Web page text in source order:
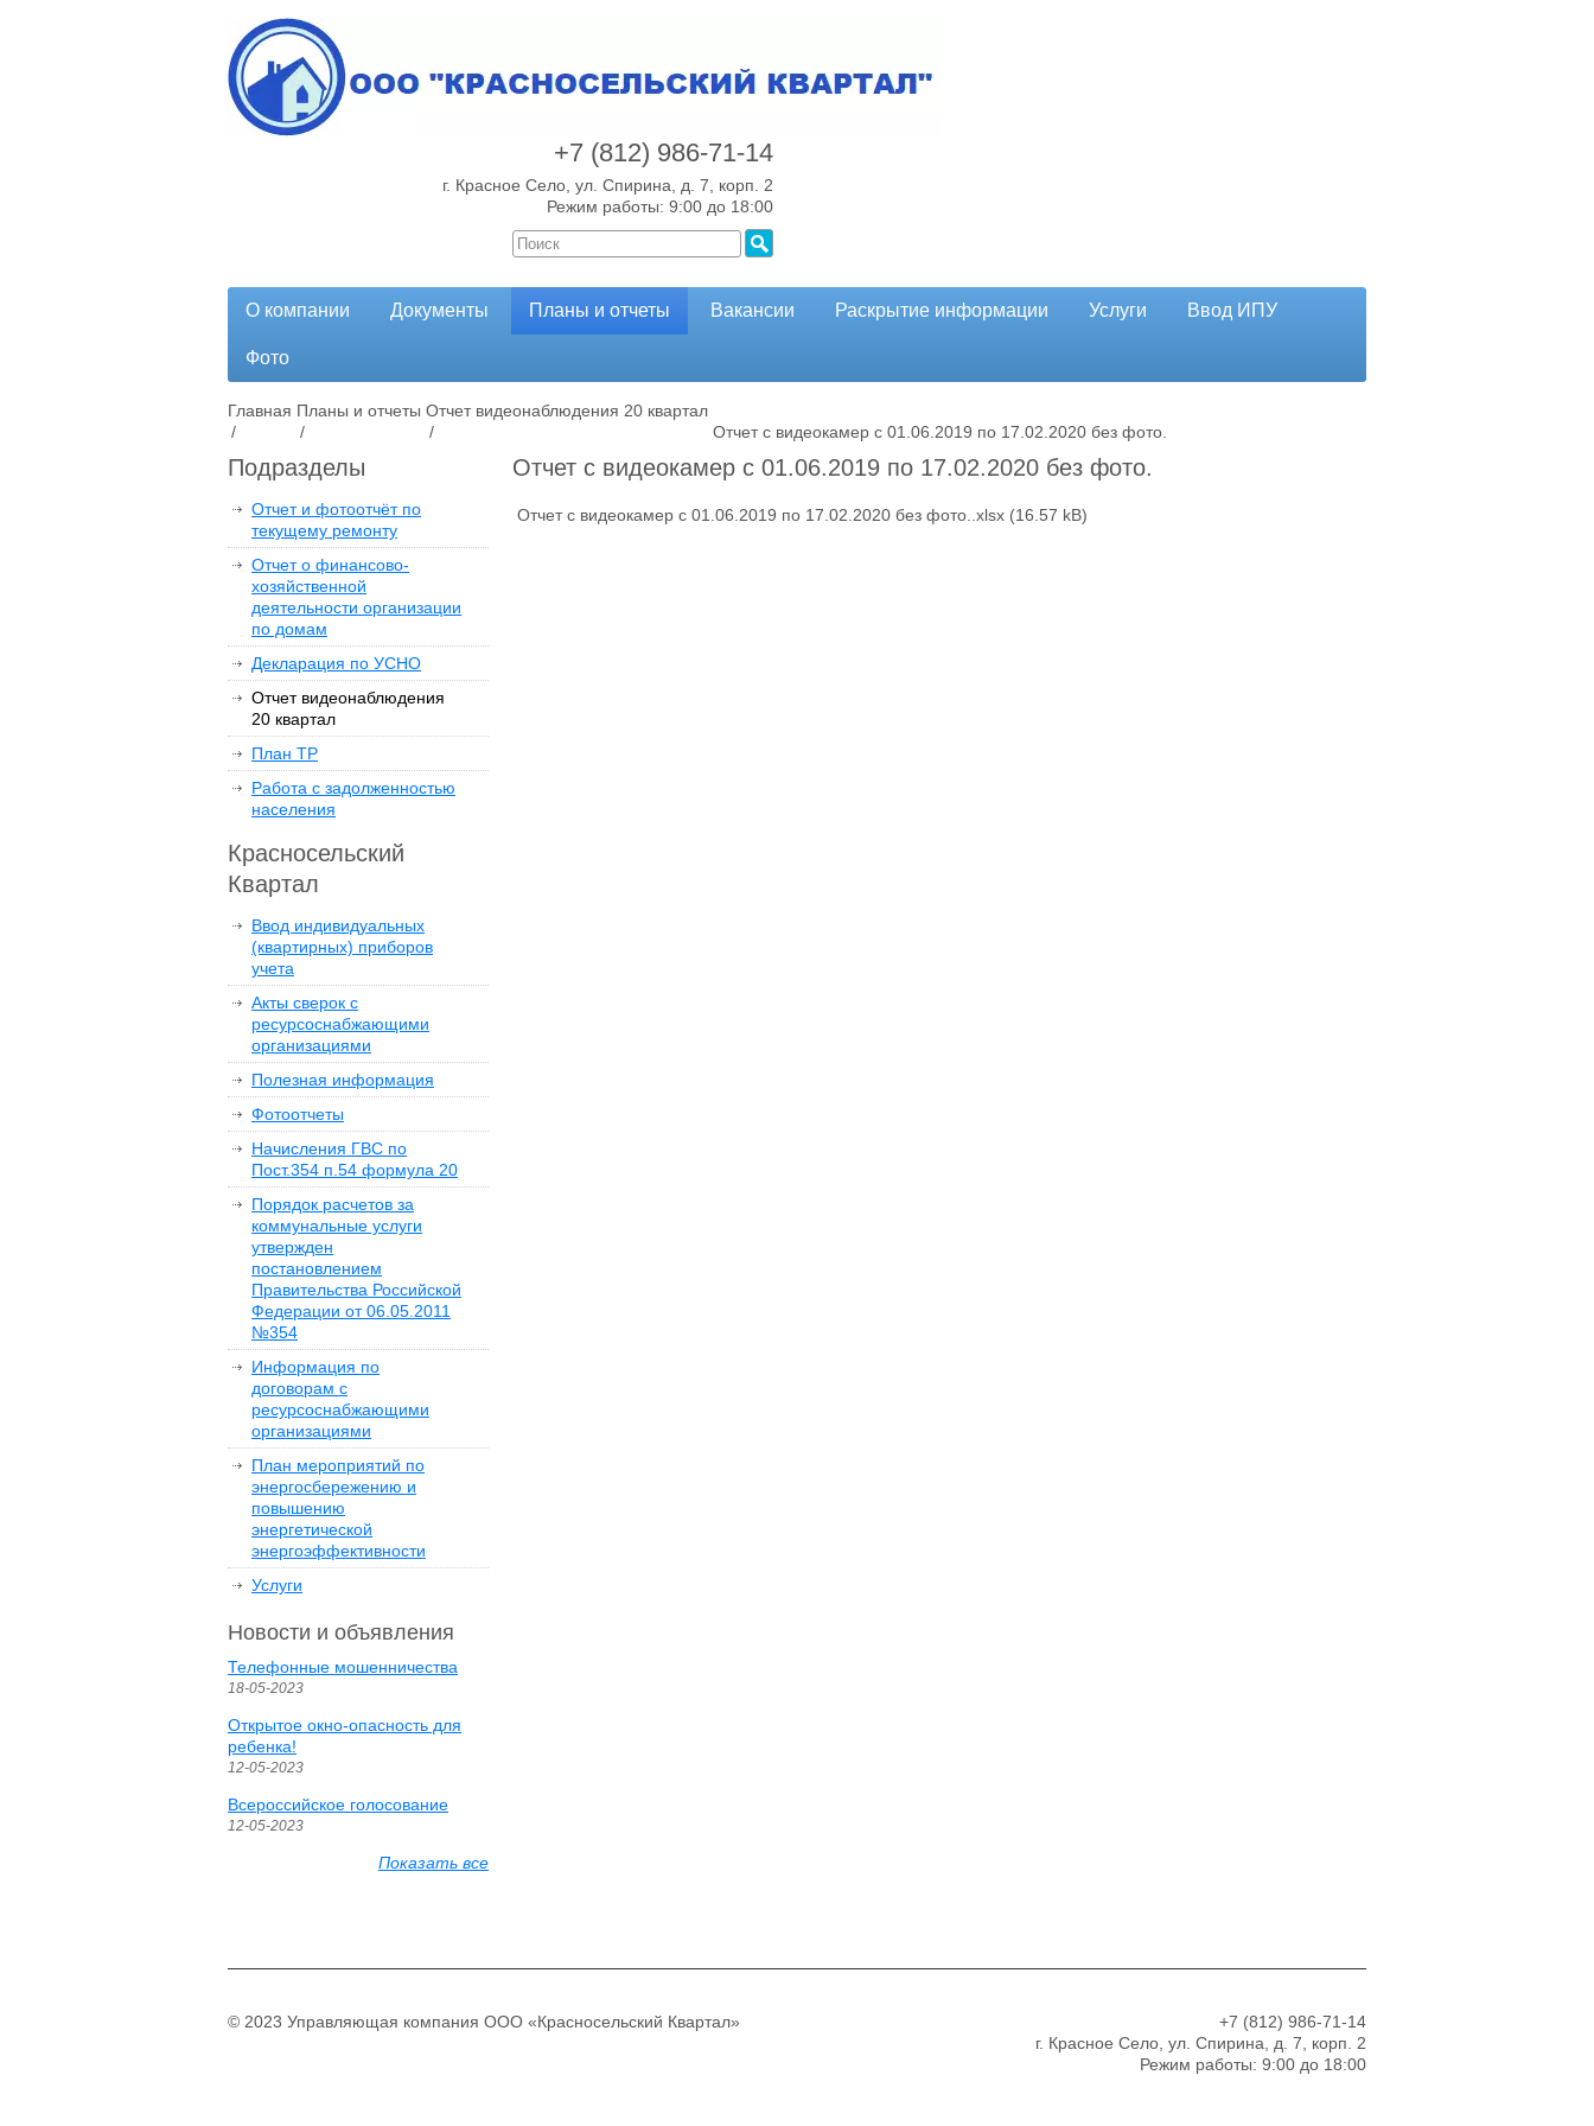
+7 (812) 986-71-14
г. Красное Село, ул. Спирина, д. 7, корп. 2
Режим работы: 9:00 до 18:00
О компании Документы Планы и отчеты Вакансии Раскрытие информации Услуги Ввод ИПУ
Фото
Главная
/
Планы и отчеты
/
Отчет видеонаблюдения 20 квартал
/
Отчет с видеокамер с 01.06.2019 по 17.02.2020 без фото.
Подразделы
Отчет и фотоотчёт по
текущему ремонту
Отчет о финансово-
хозяйственной
деятельности организации
по домам
Декларация по УСНО
Отчет видеонаблюдения
20 квартал
План ТР
Работа с задолженностью
населения
Красносельский
Квартал
Ввод индивидуальных
(квартирных) приборов
учета
Акты сверок с
ресурсоснабжающими
организациями
Полезная информация
Фотоотчеты
Начисления ГВС по
Пост.354 п.54 формула 20
Порядок расчетов за
коммунальные услуги
утвержден
постановлением
Правительства Российской
Федерации от 06.05.2011
№354
Информация по
договорам с
ресурсоснабжающими
организациями
План мероприятий по
энергосбережению и
повышению
энергетической
энергоэффективности
Услуги
Новости и объявления
Телефонные мошенничества
18-05-2023
Открытое окно-опасность для
ребенка!
12-05-2023
Всероссийское голосование
12-05-2023
Показать все
Отчет с видеокамер с 01.06.2019 по 17.02.2020 без фото.
Отчет с видеокамер с 01.06.2019 по 17.02.2020 без фото..xlsx (16.57 kB)
+7 (812) 986-71-14
г. Красное Село, ул. Спирина, д. 7, корп. 2
Режим работы: 9:00 до 18:00
© 2023 Управляющая компания ООО «Красносельский Квартал»